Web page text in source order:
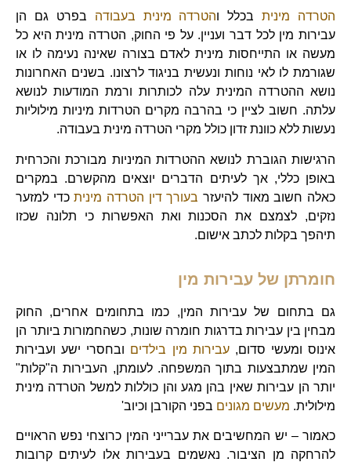
הטרדה מיניתבכלל והטרדה מינית בעבודה בפרט גם הן
עבירות מין לכל דבר ועניין. על פי החוק, הטרדה מינית היא כל
מעשה או התייחסות מינית לאדם בצורה שאינה נעימה לו או
שגורמת לו לאי נוחות ונעשית בניגוד לרצונו. בשנים האחרונות
נושא ההטרדה המינית עלה לכותרות ורמת המודעות לנושא
עלתה. חשוב לציין כי בהרבה מקרים הטרדות מיניות מילוליות
נעשות ללא כוונת זדון כולל מקרי הטרדה מינית בעבודה.
הרגישות הגוברת לנושא ההטרדות המיניות מבורכת והכרחית
באופן כללי, אך לעיתים הדברים יוצאים מהקשרם. במקרים
כאלה חשוב מאוד להיעזר בעורך דין הטרדה מיניתכדי למזער
נזקים, לצמצם את הסכנות ואת האפשרות כי תלונה שכזו
תיהפך בקלות לכתב אישום.
חומרתן של עבירות מין
גם בתחום של עבירות המין, כמו בתחומים אחרים, החוק
מבחין בין עבירות בדרגות חומרה שונות, כשהחמורות ביותר הן
אינוס ומעשי סדום,עבירות מין בילדים ובחסרי ישע ועבירות
המין שמתבצעות בתוך המשפחה. לעומתן, העבירות ה"קלות"
יותר הן עבירות שאין בהן מגע והן כוללות למשל הטרדה מינית
מילולית. מעשים מגונים בפני הקורבן וכיוב'
כאמור – יש המחשיבים את עברייני המין כרוצחי נפש הראויים
להרחקה מן הציבור. נאשמים בעבירות אלו לעיתים קרובות